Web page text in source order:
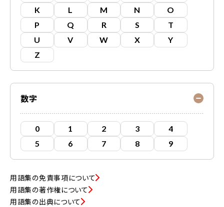
K
L M N
O
P
Q R S
T
U
V W X
Y
Z
数字
0 1 2 3
4
5
6 7 8 9
用語集の免責事項について
用語集の著作権について
用語集の出典について